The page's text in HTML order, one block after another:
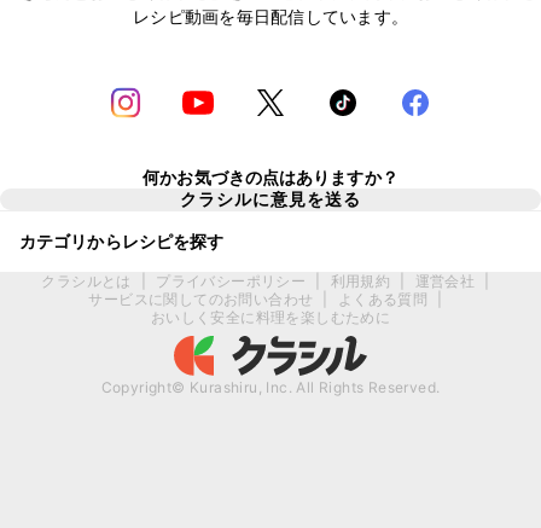
レシピ動画を毎日配信しています。
何かお気づきの点はありますか？
クラシルに意見を送る
カテゴリからレシピを探す
クラシルとは プライバシーポリシー 利用規約 運営会社
サービスに関してのお問い合わせ
よくある質問
おいしく安全に料理を楽しむために
Copyright© Kurashiru, Inc. All Rights Reserved.